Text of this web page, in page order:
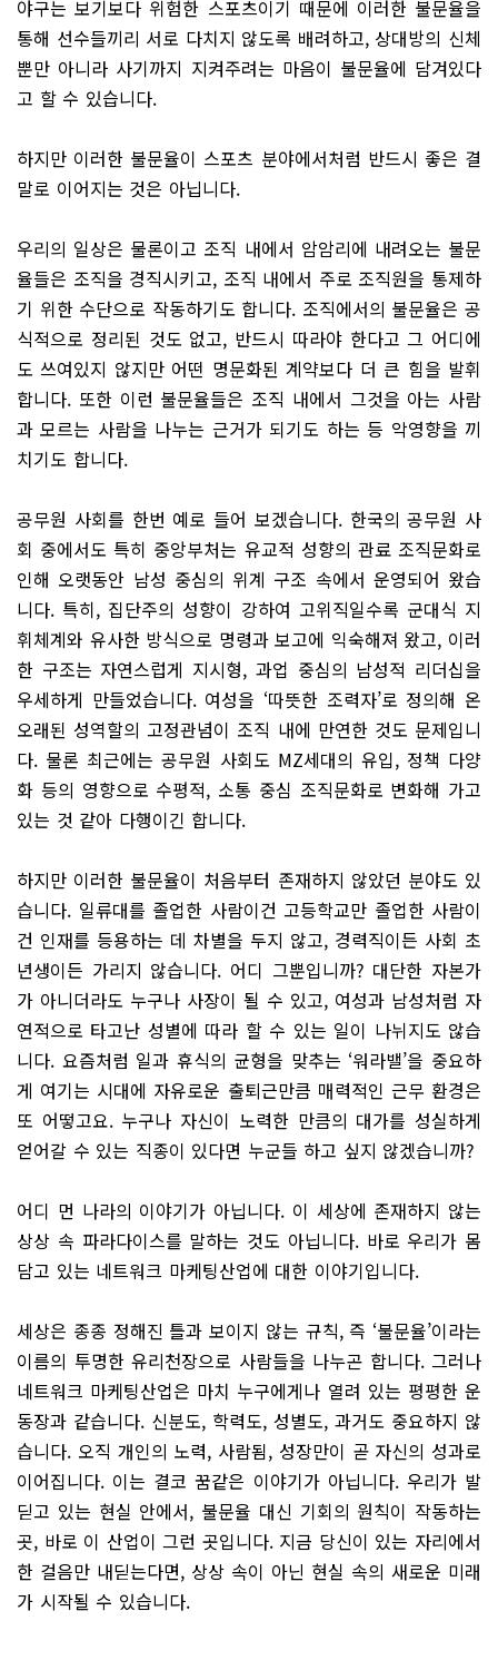
야구는 보기보다 위험한 스포츠이기 때문에 이러한 불문율을
통해 선수들끼리 서로 다치지 않도록 배려하고, 상대방의 신체
뿐만 아니라 사기까지 지켜주려는 마음이 불문율에 담겨있다
고 할 수 있습니다.
하지만 이러한 불문율이 스포츠 분야에서처럼 반드시 좋은 결
말로 이어지는 것은 아닙니다.
우리의 일상은 물론이고 조직 내에서 암암리에 내려오는 불문
율들은 조직을 경직시키고, 조직 내에서 주로 조직원을 통제하
기 위한 수단으로 작동하기도 합니다. 조직에서의 불문율은 공
식적으로 정리된 것도 없고, 반드시 따라야 한다고 그 어디에
도 쓰여있지 않지만 어떤 명문화된 계약보다 더 큰 힘을 발휘
합니다. 또한 이런 불문율들은 조직 내에서 그것을 아는 사람
과 모르는 사람을 나누는 근거가 되기도 하는 등 악영향을 끼
치기도 합니다.
공무원 사회를 한번 예로 들어 보겠습니다. 한국의 공무원 사
회 중에서도 특히 중앙부처는 유교적 성향의 관료 조직문화로
인해 오랫동안 남성 중심의 위계 구조 속에서 운영되어 왔습
니다. 특히, 집단주의 성향이 강하여 고위직일수록 군대식 지
휘체계와 유사한 방식으로 명령과 보고에 익숙해져 왔고, 이러
한 구조는 자연스럽게 지시형, 과업 중심의 남성적 리더십을
우세하게 만들었습니다. 여성을 ‘따뜻한 조력자’로 정의해 온
오래된 성역할의 고정관념이 조직 내에 만연한 것도 문제입니
다. 물론 최근에는 공무원 사회도 MZ세대의 유입, 정책 다양
화 등의 영향으로 수평적, 소통 중심 조직문화로 변화해 가고
있는 것 같아 다행이긴 합니다.
하지만 이러한 불문율이 처음부터 존재하지 않았던 분야도 있
습니다. 일류대를 졸업한 사람이건 고등학교만 졸업한 사람이
건 인재를 등용하는 데 차별을 두지 않고, 경력직이든 사회 초
년생이든 가리지 않습니다. 어디 그뿐입니까? 대단한 자본가
가 아니더라도 누구나 사장이 될 수 있고, 여성과 남성처럼 자
연적으로 타고난 성별에 따라 할 수 있는 일이 나뉘지도 않습
니다. 요즘처럼 일과 휴식의 균형을 맞추는 ‘워라밸’을 중요하
게 여기는 시대에 자유로운 출퇴근만큼 매력적인 근무 환경은
또 어떻고요. 누구나 자신이 노력한 만큼의 대가를 성실하게
얻어갈 수 있는 직종이 있다면 누군들 하고 싶지 않겠습니까?
어디 먼 나라의 이야기가 아닙니다. 이 세상에 존재하지 않는
상상 속 파라다이스를 말하는 것도 아닙니다. 바로 우리가 몸
담고 있는 네트워크 마케팅산업에 대한 이야기입니다.
세상은 종종 정해진 틀과 보이지 않는 규칙, 즉 ‘불문율’이라는
이름의 투명한 유리천장으로 사람들을 나누곤 합니다. 그러나
네트워크 마케팅산업은 마치 누구에게나 열려 있는 평평한 운
동장과 같습니다. 신분도, 학력도, 성별도, 과거도 중요하지 않
습니다. 오직 개인의 노력, 사람됨, 성장만이 곧 자신의 성과로
이어집니다. 이는 결코 꿈같은 이야기가 아닙니다. 우리가 발
딛고 있는 현실 안에서, 불문율 대신 기회의 원칙이 작동하는
곳, 바로 이 산업이 그런 곳입니다. 지금 당신이 있는 자리에서
한 걸음만 내딛는다면, 상상 속이 아닌 현실 속의 새로운 미래
가 시작될 수 있습니다.